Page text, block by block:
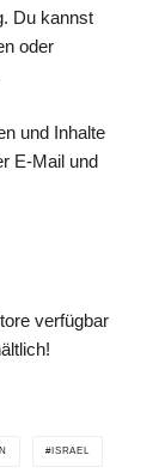
Du kannst
oder
und Inhalte
E-Mail und
verfügbar
ISRAEL